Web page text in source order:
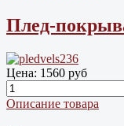
Плед-
Цена: 1560 руб
Описание товара